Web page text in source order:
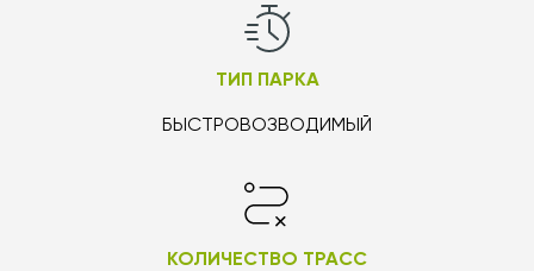
БЫСТРОВОЗВОДИМЫЙ
ТИП ПАРКА
КОЛИЧЕСТВО ТРАСС